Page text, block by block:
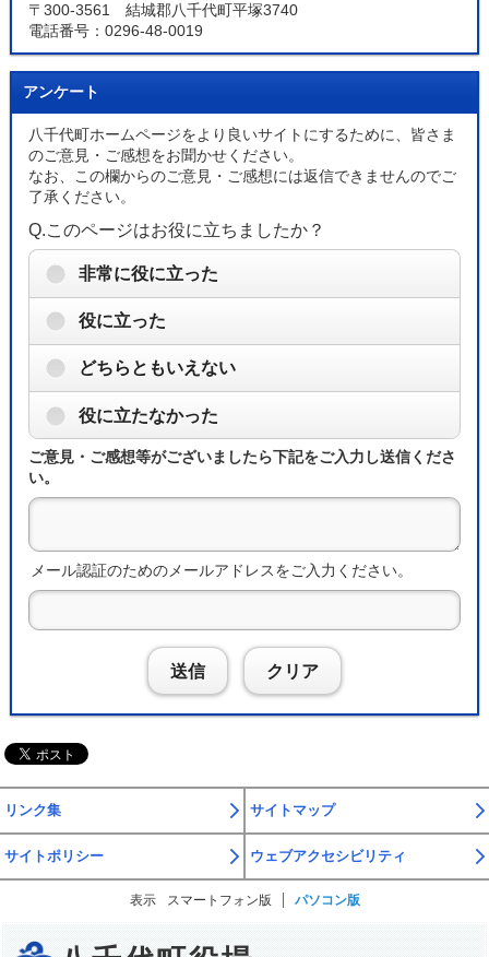
〒300-3561 結城郡八千代町平塚3740
電話番号：0296-48-0019
アンケート
八千代町ホームページをより良いサイトにするために、皆さま
のご意見・ご感想をお聞かせください。
なお、この欄からのご意見・ご感想には返信できませんのでご
了承ください。
Q.このページはお役に立ちましたか？
非常に役に立った
役に立った
どちらともいえない
役に立たなかった
ご意見・ご感想等がございましたら下記をご入力し送信くださ
い。
メール認証のためのメールアドレスをご入力ください。
送信 クリア
リンク集 サイトマップ
サイトポリシー ウェブアクセシビリティ
表示 スマートフォン版 パソコン版